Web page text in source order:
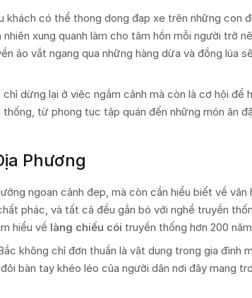
khách có thể thong dong đạp xe trên những con
xung quanh làm cho tâm hồn mỗi người trở
ảo vắt ngang qua những hàng dừa và đồng lúa
chỉ dừng lại ở việc ngắm cảnh mà còn là cơ hội
từ phong tục tập quán đến những món ăn
Phương
ngoạn cảnh đẹp, mà còn cần hiểu biết về
phác, và tất cả đều gắn bó với nghề truyền
hiểu về làng chiếu cói truyền thống hơn 200
không chỉ đơn thuần là vật dụng trong gia đình
bàn tay khéo léo của người dân nơi đây mang